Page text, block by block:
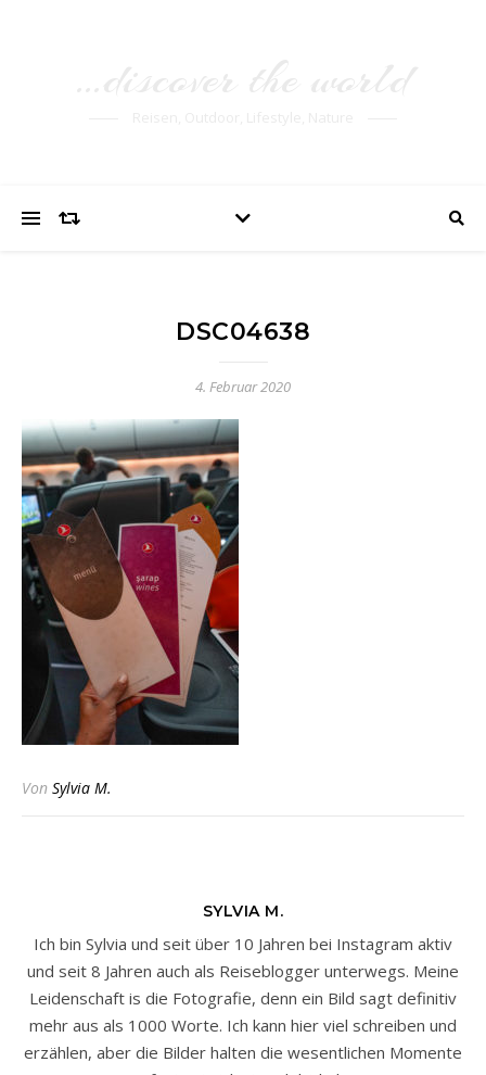
DSC04638
4. Februar 2020
Von Sylvia M.
SYLVIA M.
Ich bin Sylvia und seit über 10 Jahren bei Instagram aktiv
und seit 8 Jahren auch als Reiseblogger unterwegs. Meine
Leidenschaft is die Fotografie, denn ein Bild sagt definitiv
mehr aus als 1000 Worte. Ich kann hier viel schreiben und
erzählen, aber die Bilder halten die wesentlichen Momente